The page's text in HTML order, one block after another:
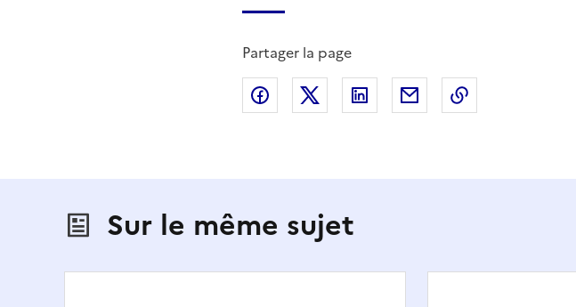
Partager la page
Partager sur Facebook
Partager sur X (anciennement Twitter)
Partager sur LinkedIn
Partager par email
Sur le même sujet